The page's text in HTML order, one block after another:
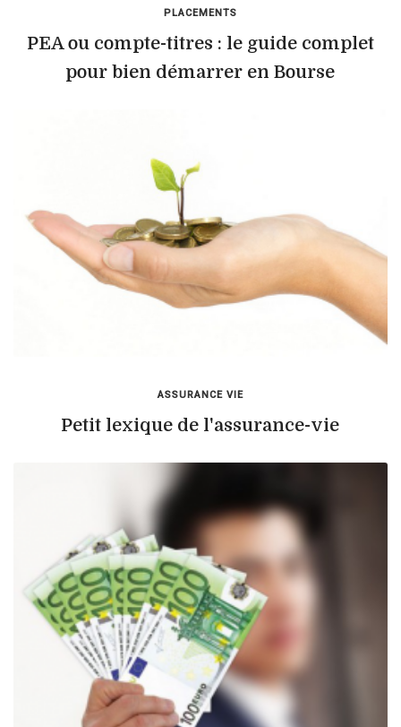
PLACEMENTS
PEA ou compte-titres : le guide complet
pour bien démarrer en Bourse
ASSURANCE VIE
Petit lexique de l'assurance-vie